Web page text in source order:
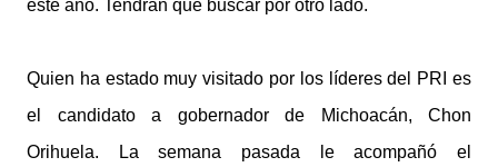
este año. Tendrán que buscar por otro lado.
Quien ha estado muy visitado por los líderes del PRI es
el candidato a gobernador de Michoacán, Chon
Orihuela. La semana pasada le acompañó el